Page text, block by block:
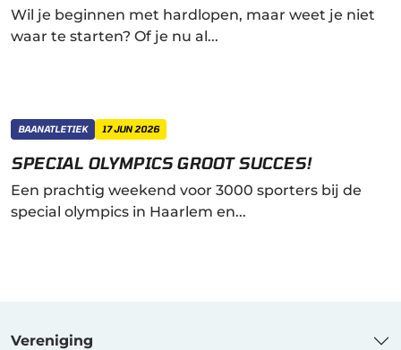
Wil je beginnen met hardlopen, maar weet je niet
waar te starten? Of je nu al...
BAANATLETIEK 17 JUN 2026
SPECIAL OLYMPICS GROOT SUCCES!
Een prachtig weekend voor 3000 sporters bij de
special olympics in Haarlem en...
Vereniging